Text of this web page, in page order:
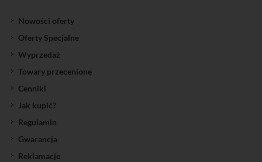
Nowości oferty
Oferty Specjalne
Wyprzedaż
Towary przecenione
Cenniki
Jak kupić?
Regulamin
Gwarancja
Reklamacje